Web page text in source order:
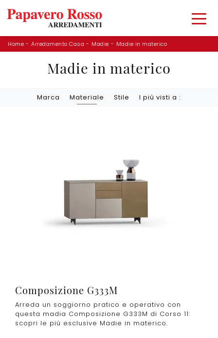
Home - Arredamento Casa - Madie - Madie in materico
Madie in materico
Marca Materiale Stile I più visti a :
Composizione G333M
Arreda un soggiorno pratico e operativo con
questa madia Composizione G333M di Corso 11:
scopri le più esclusive Madie in materico.